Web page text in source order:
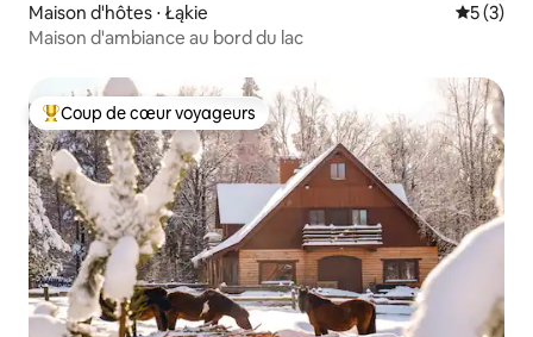
Maison d'hôtes ⋅ Łąkie
5 (3)
Maison d'ambiance au bord du lac
Coups de cœur voyageurs les plus appréciés
Coup de cœur voyageurs